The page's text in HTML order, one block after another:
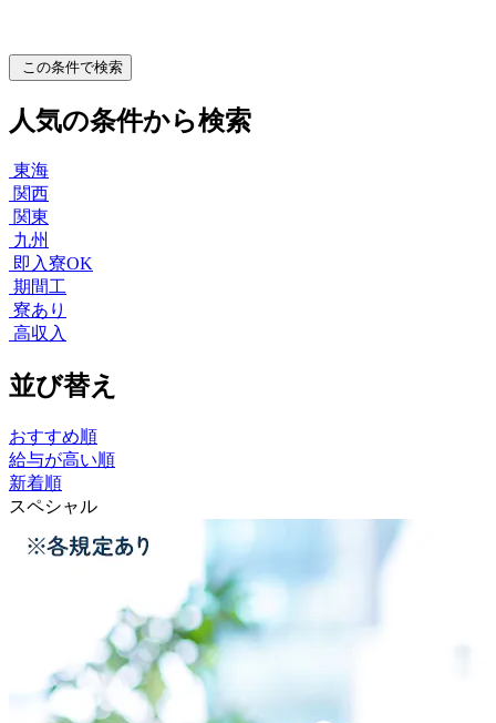
この条件で検索
人気の条件から検索
東海
関西
関東
九州
即入寮OK
期間工
寮あり
高収入
並び替え
おすすめ順
給与が高い順
新着順
スペシャル